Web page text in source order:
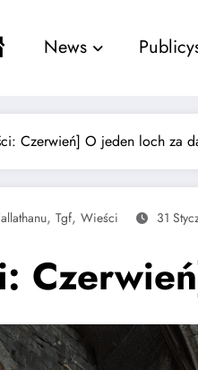
MenuNews
Czerwień] O jeden loch za
, Tgf, Wieści 31